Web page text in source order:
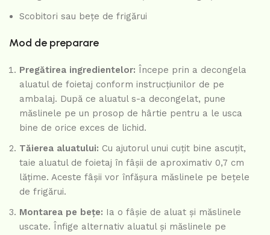
Scobitori sau bețe de frigărui
Mod de preparare
Pregătirea ingredientelor: Începe prin a decongela
aluatul de foietaj conform instrucțiunilor de pe
ambalaj. După ce aluatul s-a decongelat, pune
măslinele pe un prosop de hârtie pentru a le usca
bine de orice exces de lichid.
Tăierea aluatului: Cu ajutorul unui cuțit bine ascuțit,
taie aluatul de foietaj în fâșii de aproximativ 0,7 cm
lățime. Aceste fâșii vor înfășura măslinele pe bețele
de frigărui.
Montarea pe bețe: Ia o fâșie de aluat și măslinele
uscate. Înfige alternativ aluatul și măslinele pe